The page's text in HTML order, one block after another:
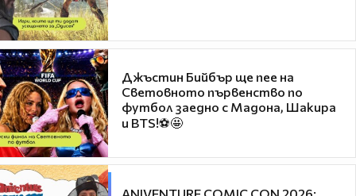
Джъстин Бийбър ще пее на
Световното първенство по
футбол заедно с Мадона, Шакира
и BTS!⚽🤩
ANIVENTURE COMIC CON 2026: